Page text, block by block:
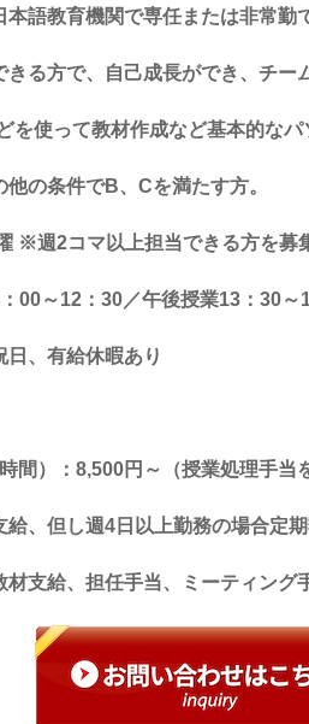
本語教育機関で専任または非常勤
きる方で、自己成長ができ、チー
を使って教材作成など基本的な
他の条件でB、 Cを満たす方。
※週2コマ以上担当できる方を募
： 00～12 ： 30／午後授業13 ： 30～
、有給休暇あり
時間）： 8,500円～（授業処理手当
、但し週4 日以上勤務の場合定期
支給、担任手当、ミーティング